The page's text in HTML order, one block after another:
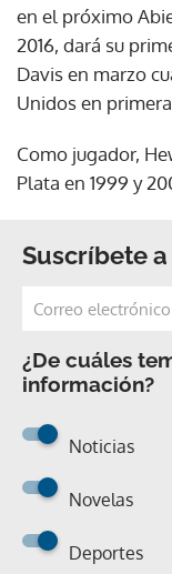
en el próximo
2016, dará su
Davis en marzo
Unidos en
Como jugador,
Plata en 1999 y
Suscríbete
¿De cuáles
información?
Noticias
Novelas
Deportes